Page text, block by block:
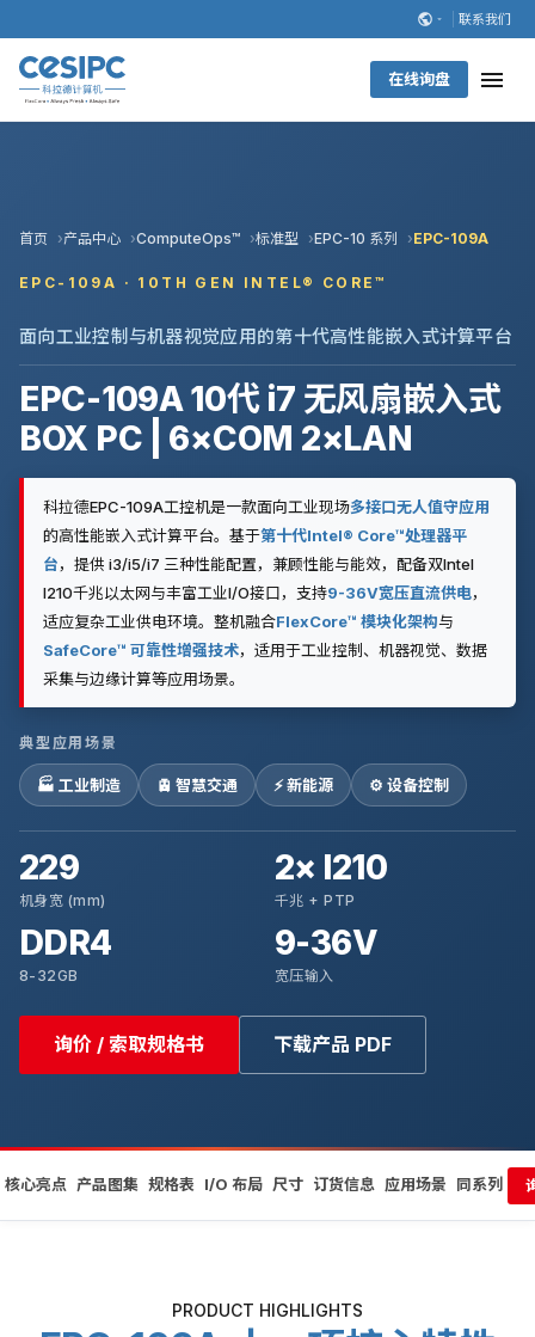
联系我们
在线询盘
首页 产品中心 ComputeOps™ 标准型 EPC-10 系列 EPC-109A
EPC-109A · 10TH GEN INTEL® CORE™
面向工业控制与机器视觉应用的第十代高性能嵌入式计算平台
EPC-109A 10代 i7 无风扇嵌入式
BOX PC | 6×COM 2×LAN
科拉德EPC-109A工控机是一款面向工业现场多接口无人值守应用
的高性能嵌入式计算平台。基于第十代Intel® Core™处理器平
台，提供 i3/i5/i7 三种性能配置，兼顾性能与能效，配备双Intel
I210千兆以太网与丰富工业I/O接口，支持9-36V宽压直流供电，
适应复杂工业供电环境。整机融合FlexCore™ 模块化架构与
SafeCore™ 可靠性增强技术，适用于工业控制、机器视觉、数据
采集与边缘计算等应用场景。
典型应用场景
🏭 工业制造 🚊 智慧交通 ⚡ 新能源 ⚙️ 设备控制
229
机身宽 (mm)
2× I210
千兆 + PTP
DDR4
8-32GB
9-36V
宽压输入
询价 / 索取规格书 下载产品 PDF
核心亮点 产品图集 规格表 I/O 布局 尺寸 订货信息 应用场景 同系列
PRODUCT HIGHLIGHTS